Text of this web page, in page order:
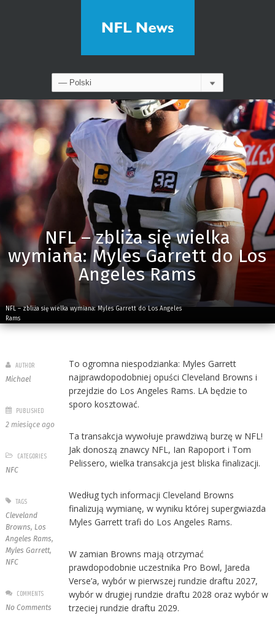
NFL – zbliża się wielka
wymiana: Myles Garrett do Los
Angeles Rams
NFL – zbliża się wielka wymiana: Myles Garrett do Los Angeles
Rams
To ogromna niespodzianka: Myles Garrett
najprawdopodobniej opuści Cleveland Browns i
przejdzie do Los Angeles Rams. LA będzie to
sporo kosztować.
Ta transakcja wywołuje prawdziwą burzę w NFL!
Jak donoszą znawcy NFL, Ian Rapoport i Tom
Pelissero, wielka transakcja jest bliska finalizacji.
Według tych informacji Cleveland Browns
finalizują wymianę, w wyniku której supergwiazda
Myles Garrett trafi do Los Angeles Rams.
W zamian Browns mają otrzymać
prawdopodobnie uczestnika Pro Bowl, Jareda
Verse’a, wybór w pierwszej rundzie draftu 2027,
wybór w drugiej rundzie draftu 2028 oraz wybór w
trzeciej rundzie draftu 2029.
AUTHOR
Michael
PUBLISHED
2 miesiące ago
CATEGORIES
NFC
TAGS
Cleveland
Browns, Los
Angeles Rams,
Myles Garrett,
NFC
COMMENTS
No Comments